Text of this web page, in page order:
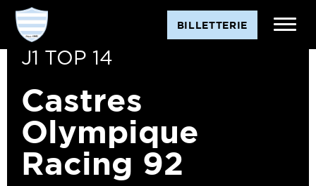
BILLETTERIE
J1 TOP 14
Castres
Olympique
Racing 92